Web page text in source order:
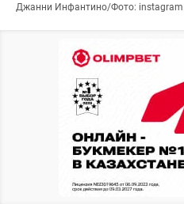
Джанни Инфантино/Фото: